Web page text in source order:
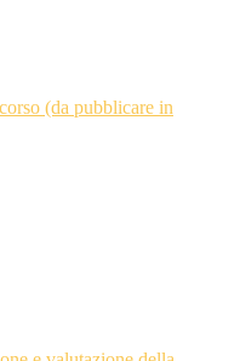
(da pubblicare in